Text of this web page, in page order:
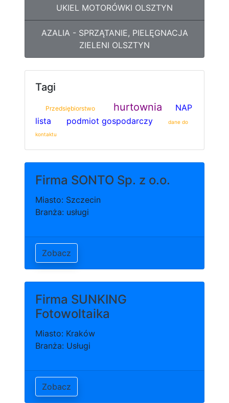
UKIEL MOTORÓWKI OLSZTYN
AZALIA - SPRZĄTANIE, PIELĘGNACJA
ZIELENI OLSZTYN
Tagi
Przedsiębiorstwo hurtownia
NAP
lista
podmiot gospodarczy
dane do
kontaktu
Firma SONTO Sp. z o.o.
Miasto: Szczecin
Branża: usługi
Zobacz
Firma SUNKING
Fotowoltaika
Miasto: Kraków
Branża: Usługi
Zobacz